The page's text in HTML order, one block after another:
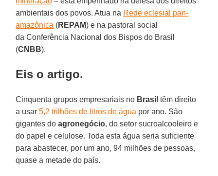
ambientais dos povos. Atua na Rede eclesial pan-
amazônica (REPAM) e na pastoral social
da Conferência Nacional dos Bispos do Brasil
(CNBB).
Eis o artigo.
Cinquenta grupos empresariais no Brasil têm direito
a usar5,2 trilhões de litros de água por ano. São
gigantes doagronegócio, do setor sucroalcooleiro e
do papel e celulose. Toda esta água seria suficiente
para abastecer, por um ano, 94 milhões de pessoas,
quase a metade do país.